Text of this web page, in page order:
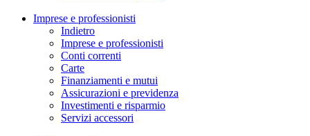
Imprese e professionisti
Indietro
Imprese e professionisti
Conti correnti
Carte
Finanziamenti e mutui
Assicurazioni e previdenza
Investimenti e risparmio
Servizi accessori